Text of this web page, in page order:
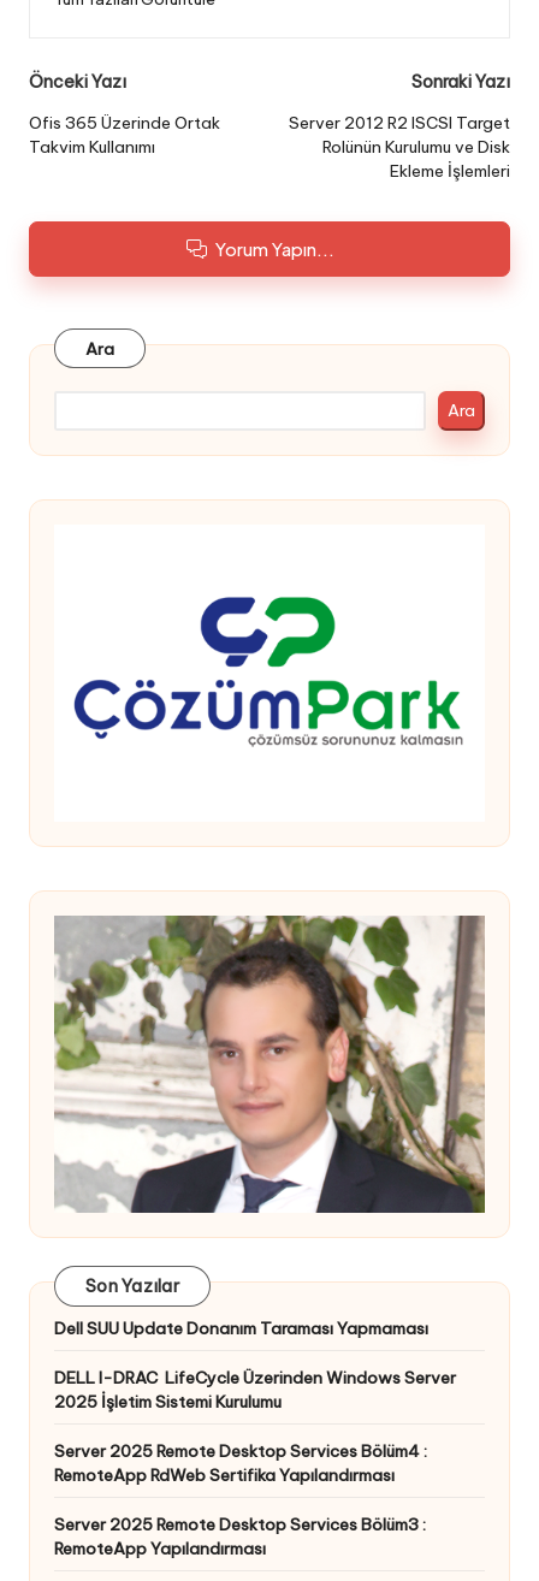
Post
navigation
Önceki Yazı
Ofis 365 Üzerinde Ortak
Takvim Kullanımı
Sonraki Yazı
Server 2012 R2 ISCSI Target
Rolünün Kurulumu ve Disk
Ekleme İşlemleri
Yorum Yapın...
Ara
Ara
Son Yazılar
Dell SUU Update Donanım Taraması Yapmaması
DELL I-DRAC LifeCycle Üzerinden Windows Server
2025 İşletim Sistemi Kurulumu
Server 2025 Remote Desktop Services Bölüm4 :
RemoteApp RdWeb Sertifika Yapılandırması
Server 2025 Remote Desktop Services Bölüm3 :
RemoteApp Yapılandırması